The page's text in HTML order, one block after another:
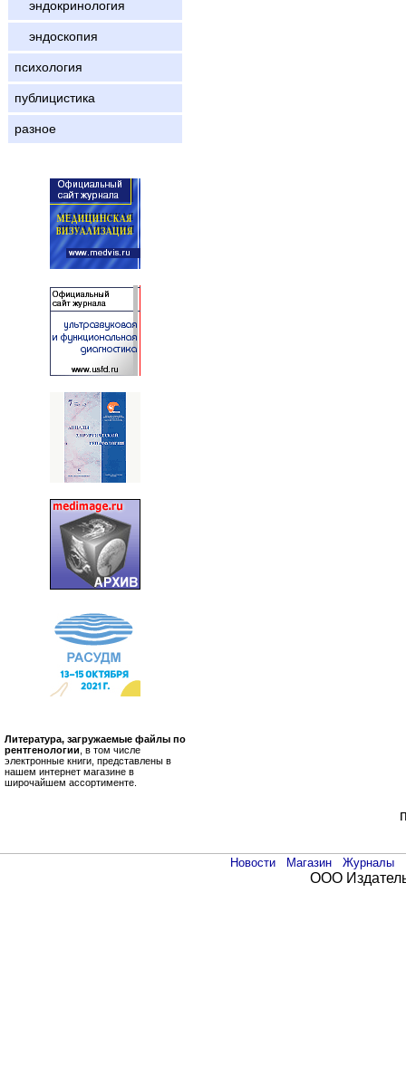
эндокринология
эндоскопия
психология
публицистика
разное
Литература, загружаемые файлы по
рентгенологии , в том числе
электронные книги, представлены в
нашем интернет магазине в
широчайшем ассортименте.
Новости Магазин Журналы
ООО